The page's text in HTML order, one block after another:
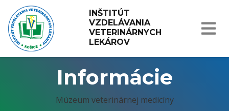
INŠTITÚT
VZDELÁVANIA
VETERINÁRNYCH
LEKÁROV
Informácie
Múzeum veterinárnej medicíny